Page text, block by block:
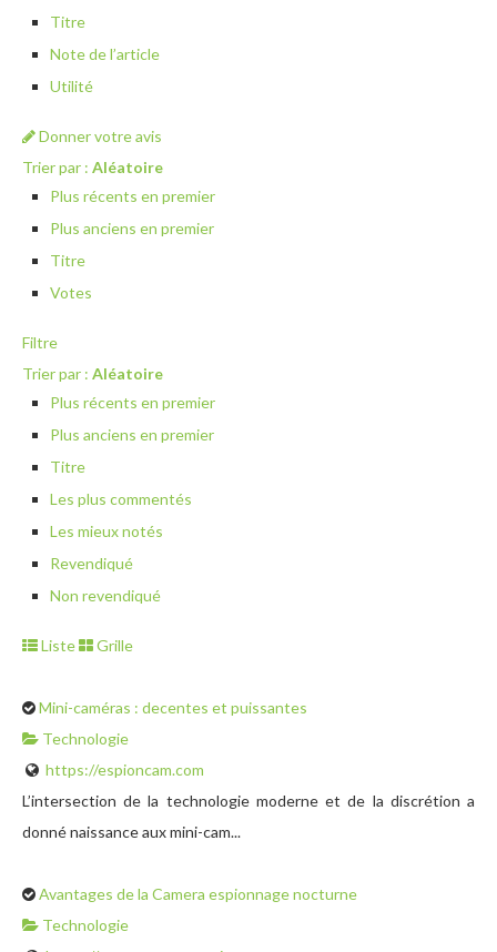
Titre
Note de l’article
Utilité
Donner votre avis
Trier par : Aléatoire
Plus récents en premier
Plus anciens en premier
Titre
Votes
Filtre
Trier par : Aléatoire
Plus récents en premier
Plus anciens en premier
Titre
Les plus commentés
Les mieux notés
Revendiqué
Non revendiqué
Liste Grille
Mini-caméras : decentes et puissantes
Technologie
https://espioncam.com
L’intersection de la technologie moderne et de la discrétion a
donné naissance aux mini-cam...
Avantages de la Camera espionnage nocturne
Technologie